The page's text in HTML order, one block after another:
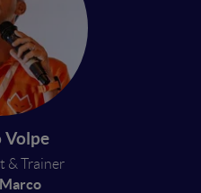
Volpe
& Trainer